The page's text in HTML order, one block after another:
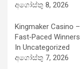
අගෝස්තු 8, 2026
Kingmaker Casino
Fast‑Paced Winners
In Uncategorized
අගෝස්තු 7, 2026